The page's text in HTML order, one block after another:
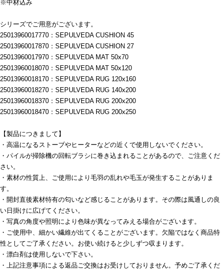
※中材込み
シリーズでご用意がございます。
25013960017770：SEPULVEDA CUSHION 45
25013960017870：SEPULVEDA CUSHION 27
25013960017970：SEPULVEDA MAT 50x70
25013960018070：SEPULVEDA MAT 50x120
25013960018170：SEPULVEDA RUG 120x160
25013960018270：SEPULVEDA RUG 140x200
25013960018370：SEPULVEDA RUG 200x200
25013960018470：SEPULVEDA RUG 200x250
【製品につきまして】
・高温になるストーブやヒーターなどの近くで使用しないでください。
・パイルが掃除機の回転ブラシに巻き込まれることがあるので、ご注意くだ
さい。
・素材の性質上、ご使用により毛羽の乱れや毛玉が発生することがありま
す。
・開封直後素材特有の匂いなど感じることがあります。その際は風通しの良
い日掛けに広げてください。
・写真の角度や照明により色味が異なってみえる場合がございます。
・ご使用中、細かい繊維が出てくることがございます。欠陥ではなく商品特
性としてご了承ください。お使い続けると少しずつ収まります。
・漂白剤は使用しないで下さい。
・上記注意事項による返品ご交換はお受けしておりません。予めご了承くだ